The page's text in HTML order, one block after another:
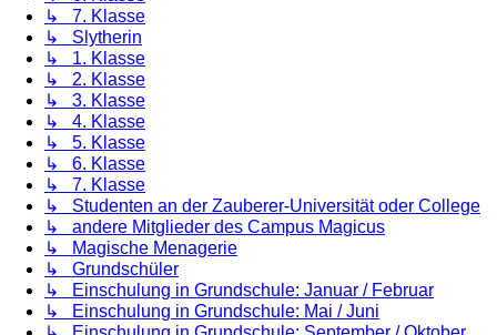
↳ 7. Klasse
↳ Slytherin
↳ 1. Klasse
↳ 2. Klasse
↳ 3. Klasse
↳ 4. Klasse
↳ 5. Klasse
↳ 6. Klasse
↳ 7. Klasse
↳ Studenten an der Zauberer-Universität oder College
↳ andere Mitglieder des Campus Magicus
↳ Magische Menagerie
↳ Grundschüler
↳ Einschulung in Grundschule: Januar / Februar
↳ Einschulung in Grundschule: Mai / Juni